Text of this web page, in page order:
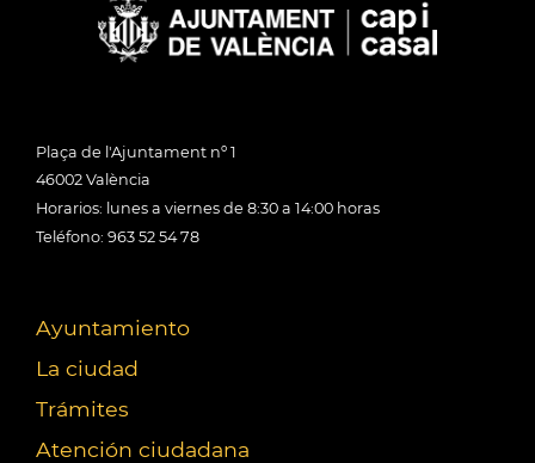
Plaça de l'Ajuntament nº 1
46002 València
Horarios: lunes a viernes de 8:30 a 14:00 horas
Teléfono: 963 52 54 78
Ayuntamiento
La ciudad
Trámites
Atención ciudadana